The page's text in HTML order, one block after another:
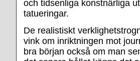
och tidsenliga konstnärliga
tatueringar.
De realistiskt
vink om inriktningen mot
bra början också om man